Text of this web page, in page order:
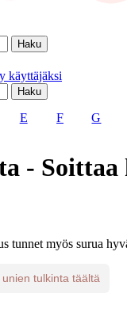
Haku
käyttäjäksi
Haku
E F G
- Soittaa
tunnet myös surua
tulkinta täältä